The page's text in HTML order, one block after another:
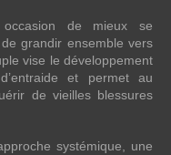
de mieux se
grandir ensemble vers
vise le développement
et permet au
de vieilles blessures
systémique, une